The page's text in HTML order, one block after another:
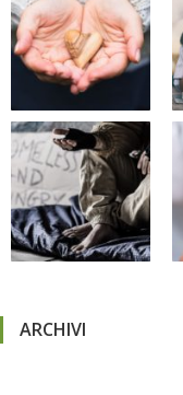
ARCHIVI